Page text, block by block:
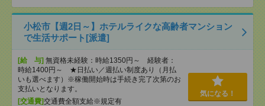
小松市【週2日～】ホテルライクな高齢者マンション
で生活サポート[派遣]
[給 与] 無資格未経験：時給1350円～ 経験者：
時給1400円～ ★日払い／週払い制度あり（月払
いも選べます）※稼働開始時は手続き完了次第のお
支払いとなります。
[交通費]交通費全額支給※規定有
気になる！